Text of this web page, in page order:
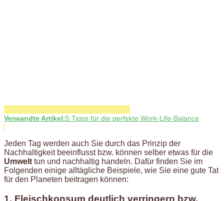
Verwandte Artikel:5 Tipps für die perfekte Work-Life-Balance
Jeden Tag werden auch Sie durch das Prinzip der
Nachhaltigkeit beeinflusst bzw. können selber etwas für die
Umwelt tun und nachhaltig handeln. Dafür finden Sie im
Folgenden einige alltägliche Beispiele, wie Sie eine gute Tat
für den Planeten beitragen können:
1. Fleischkonsum deutlich verringern bzw.